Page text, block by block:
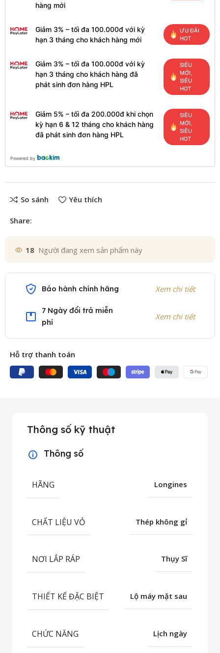
hàng mới
Giảm 3% – tối đa 100.000đ với kỳ
hạn 3 tháng cho khách hàng mới
ƯU ĐÃI
HOT
Giảm 3% – tối đa 100.000đ với kỳ
hạn 3 tháng cho khách hàng đã
phát sinh đơn hàng HPL
SIÊU
MỚI,
SIÊU
HOT
Giảm 5% – tối đa 200.000đ khi chọn
kỳ hạn 6 & 12 tháng cho khách hàng
đã phát sinh đơn hàng HPL
SIÊU
MỚI,
SIÊU
HOT
Powered by
So sánh Yêu thích
Share:
18 Người đang xem sản phẩm này
Bảo hành chính hãng Xem chi tiết
7 Ngày đổi trả miễn
phí
Xem chi tiết
Hỗ trợ thanh toán
Thông số kỹ thuật
Thông số
HÃNG Longines
CHẤT LIỆU VỎ Thép không gỉ
NƠI LẮP RÁP Thụy Sĩ
THIẾT KẾ ĐẶC BIỆT Lộ máy mặt sau
CHỨC NĂNG Lịch ngày